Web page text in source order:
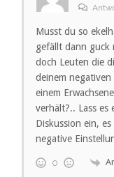
Musst du so
gefällt dann guck
doch Leuten die
deinem
einem
verhält?.. Lass
Diskussion ein,
negative
0